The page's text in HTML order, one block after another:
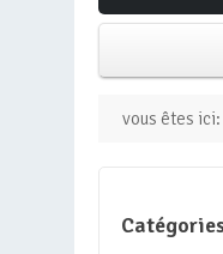
PC de bureau
Mini PC
vous êtes ici: